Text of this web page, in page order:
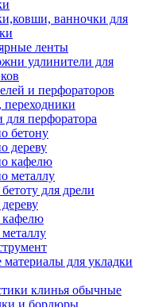
ванночки для
ленты
удлинители для
и перфораторов
перфоратора
бетону
дереву
кафелю
металлу
для дрели
кафелю
материалы для укладки
клинья обычные
и бордюры